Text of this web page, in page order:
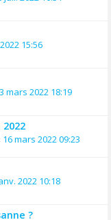
15:56
mars 2022 18:19
16 mars 2022 09:23
2022 10:18
?